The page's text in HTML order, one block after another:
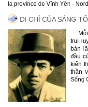
la province de Vĩnh Yên -
DI CHỈ CỦA SÁNG
Mỗi
trui
bản
đầu
kiến
thần
Sống